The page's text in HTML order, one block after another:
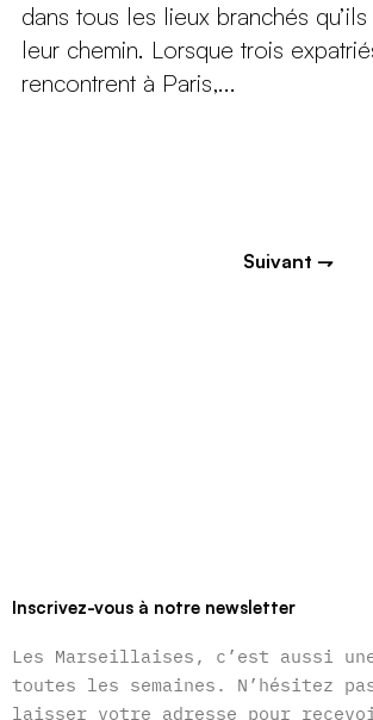
dans tous les lieux branchés
leur chemin. Lorsque trois
rencontrent à Paris,...
Suivant ⇁
Inscrivez-vous à notre newsletter
Les Marseillaises, c’est aussi
toutes les semaines. N’hésitez
laisser votre adresse pour